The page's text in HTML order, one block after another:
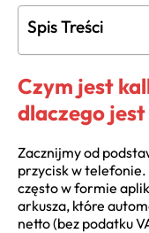
Spis Treści
Czym jest
dlaczego
Zacznijmy od
przycisk w
często w formie
arkusza, które
netto (bez podatku